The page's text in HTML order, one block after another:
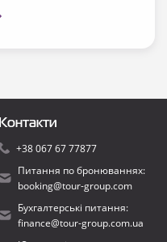
Контакти
+38 067 67 77877
Питання по бронюваннях:
booking@tour-group.com
Бухгалтерські питання:
finance@tour-group.com.ua